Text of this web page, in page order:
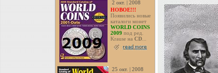
2 окт. | 2008
НОВОЕ!!!
Появились новые
каталоги монет
WORLD COINS
2009 под ред.
Krause наCD
25 окт. | 2008